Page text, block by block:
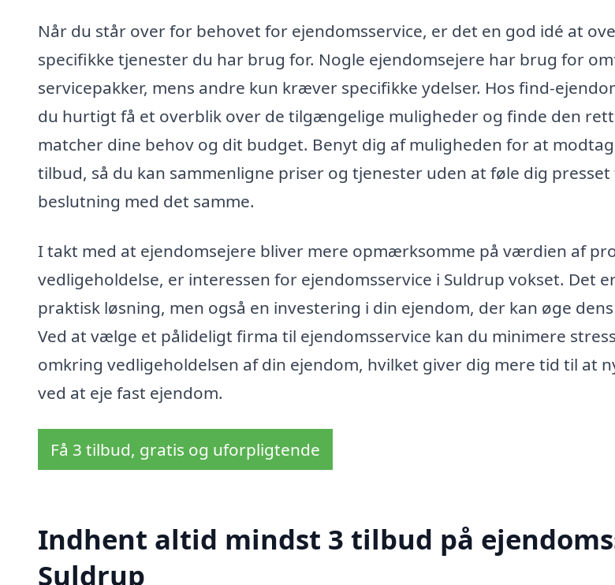
Når du står over for behovet for ejendomsservice, er det en god idé at
specifikke tjenester du har brug for. Nogle ejendomsejere har brug for
servicepakker, mens andre kun kræver specifikke ydelser. Hos find-
du hurtigt få et overblik over de tilgængelige muligheder og finde den
matcher dine behov og dit budget. Benyt dig af muligheden for at
tilbud, så du kan sammenligne priser og tjenester uden at føle dig
beslutning med det samme.
I takt med at ejendomsejere bliver mere opmærksomme på værdien af
vedligeholdelse, er interessen for ejendomsservice i Suldrup vokset. Det
praktisk løsning, men også en investering i din ejendom, der kan øge
Ved at vælge et pålideligt firma til ejendomsservice kan du minimere
omkring vedligeholdelsen af din ejendom, hvilket giver dig mere tid til at
ved at eje fast ejendom.
Få 3 tilbud, gratis og uforpligtende
Indhent altid mindst 3 tilbud på
Suldrup